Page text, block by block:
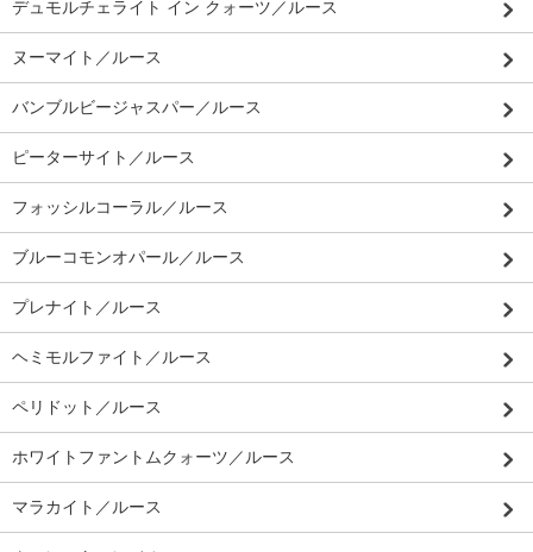
デュモルチェライト イン クォーツ／ルース
ヌーマイト／ルース
バンブルビージャスパー／ルース
ピーターサイト／ルース
フォッシルコーラル／ルース
ブルーコモンオパール／ルース
プレナイト／ルース
ヘミモルファイト／ルース
ペリドット／ルース
ホワイトファントムクォーツ／ルース
マラカイト／ルース